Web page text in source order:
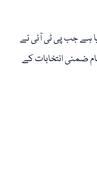
ہے جب پی ٹی آئی نے
ضمنی انتخابات کے